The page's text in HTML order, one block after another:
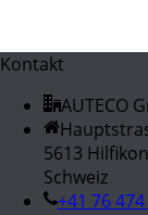
Kontakt
AUTECO
5613 Hilfikon
Schweiz
+41 76